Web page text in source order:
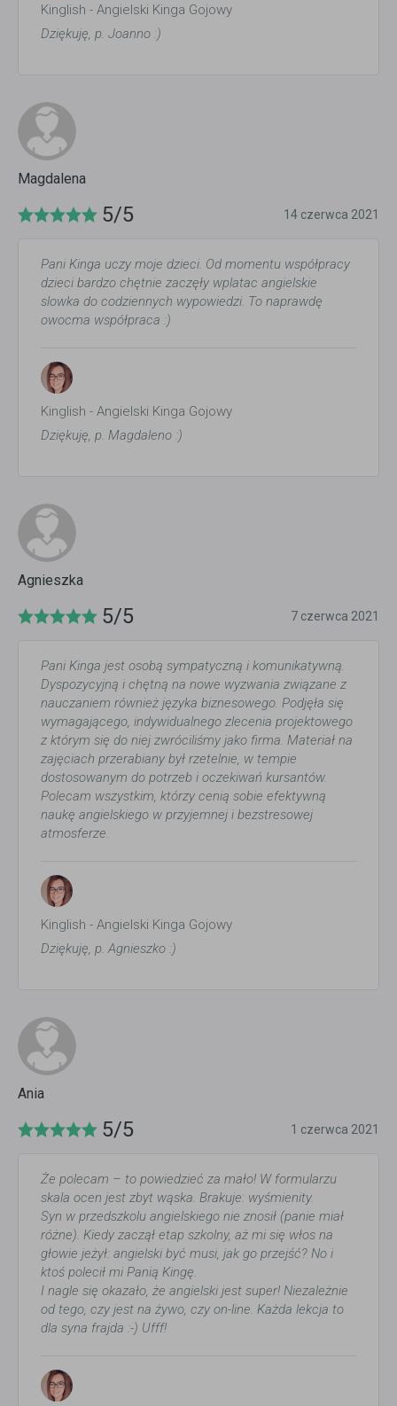
Kinglish - Angielski Kinga Gojowy
Dziękuję, p. Joanno :)
Magdalena
5/5 14 czerwca 2021
Pani Kinga uczy moje dzieci. Od momentu współpracy
dzieci bardzo chętnie zaczęły wplatac angielskie
slowka do codziennych wypowiedzi. To naprawdę
owocma współpraca :)
Kinglish - Angielski Kinga Gojowy
Dziękuję, p. Magdaleno :)
Agnieszka
5/5 7 czerwca 2021
Pani Kinga jest osobą sympatyczną i komunikatywną.
Dyspozycyjną i chętną na nowe wyzwania związane z
nauczaniem również języka biznesowego. Podjęła się
wymagającego, indywidualnego zlecenia projektowego
z którym się do niej zwróciliśmy jako firma. Materiał na
zajęciach przerabiany był rzetelnie, w tempie
dostosowanym do potrzeb i oczekiwań kursantów.
Polecam wszystkim, którzy cenią sobie efektywną
naukę angielskiego w przyjemnej i bezstresowej
atmosferze.
Kinglish - Angielski Kinga Gojowy
Dziękuję, p. Agnieszko :)
Ania
5/5 1 czerwca 2021
Że polecam – to powiedzieć za mało! W formularzu
skala ocen jest zbyt wąska. Brakuje: wyśmienity.
Syn w przedszkolu angielskiego nie znosił (panie miał
różne). Kiedy zaczął etap szkolny, aż mi się włos na
głowie jeżył: angielski być musi, jak go przejść? No i
ktoś polecił mi Panią Kingę.
I nagle się okazało, że angielski jest super! Niezależnie
od tego, czy jest na żywo, czy on-line. Każda lekcja to
dla syna frajda :-) Ufff!